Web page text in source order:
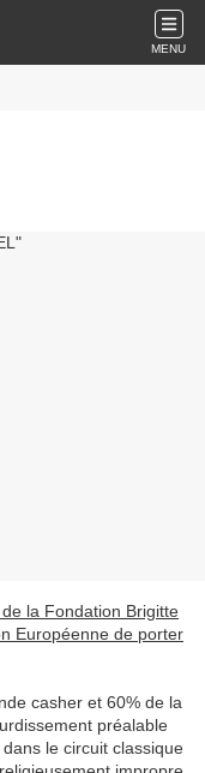
MENU
la Fondation Brigitte
Européenne de porter
casher et 60% de la
préalable
le circuit classique